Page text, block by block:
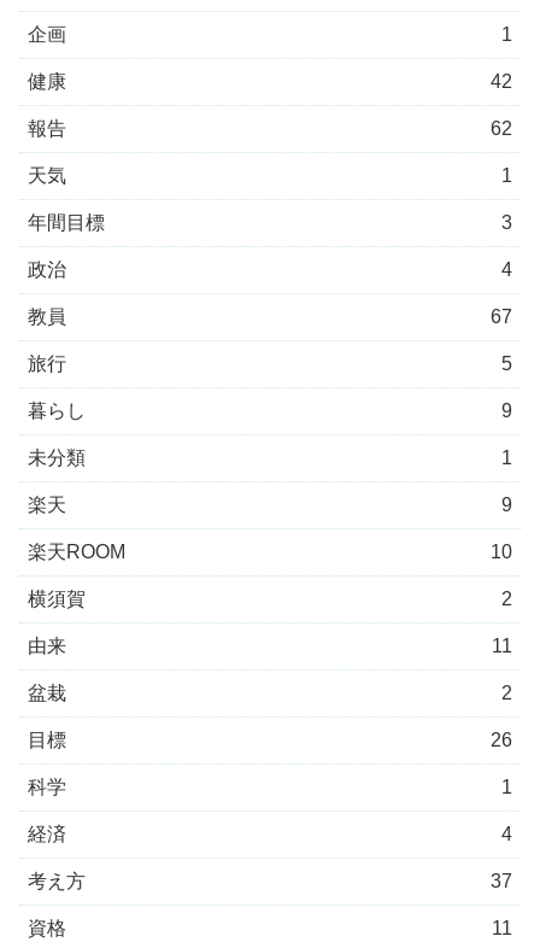
企画 1
健康 42
報告 62
天気 1
年間目標 3
政治 4
教員 67
旅行 5
暮らし 9
未分類 1
楽天 9
楽天ROOM 10
横須賀 2
由来 11
盆栽 2
目標 26
科学 1
経済 4
考え方 37
資格 11